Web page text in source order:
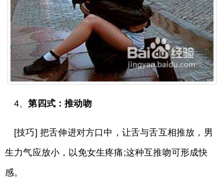
4、第四式：推动吻
[技巧] 把舌伸进对方口中，让舌与舌互相推放，男
生力气应放小，以免女生疼痛;这种互推吻可形成快
感。